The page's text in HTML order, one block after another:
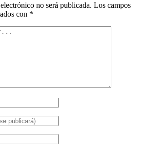
no será publicada. Los campos
con *